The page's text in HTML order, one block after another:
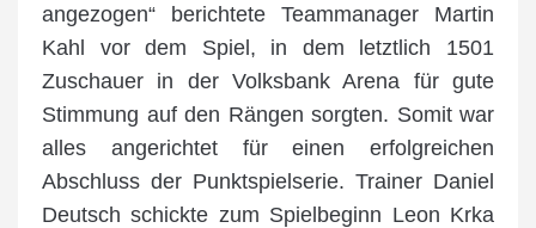
angezogen“ berichtete Teammanager Martin
Kahl vor dem Spiel, in dem letztlich 1501
Zuschauer in der Volksbank Arena für gute
Stimmung auf den Rängen sorgten. Somit war
alles angerichtet für einen erfolgreichen
Abschluss der Punktspielserie. Trainer Daniel
Deutsch schickte zum Spielbeginn Leon Krka